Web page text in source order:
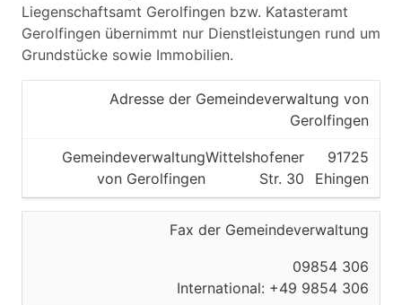
Liegenschaftsamt Gerolfingen bzw. Katasteramt
Gerolfingen übernimmt nur Dienstleistungen rund um
Grundstücke sowie Immobilien.
Adresse der Gemeindeverwaltung von
Gerolfingen
Gemeindeverwaltung
von Gerolfingen
Wittelshofener
Str. 30
91725
Ehingen
Fax der Gemeindeverwaltung
09854 306
International: +49 9854 306